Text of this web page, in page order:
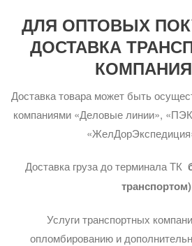
ДЛЯ ОПТОВЫХ
ДОСТАВКА
Доставка товара может быть
компаниями «Деловые линии»,
Доставка груза до терминала ТК
транспортом)
Услуги транспортных
опломбированию и